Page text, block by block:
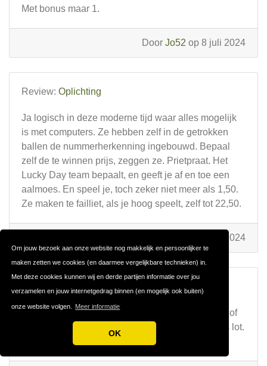
Om jouw bezoek aan onze website nog makkelijk en persoonlijker te
maken zetten we cookies (en daarmee vergelijkbare technieken) in.
Met deze cookies kunnen wij en derde partijen informatie over jou
verzamelen en jouw internetgedrag binnen (en mogelijk ook buiten)
onze website volgen. Meer informatie
OK
Met bonus maar 1.
Door Jo52 op 8 juli 2024
Review: Oplichting
Ja logisch in deze moderne tijd waar alles mogelijk
is met computers. Ze hebben zelf in de getrokken
ballen de nummerherkenning ingebouwd. Bepaal
zelf de te winnen prijs, zeggen ze. Prietpraat. Het
Lucky Day team bepaalt, en geeft je af en toe een
aalmoes. En speel je, toch zeker niet meer als 1,50.
Ze maken te failliet, als je hoog speelt, zelf tot 22,50.
op 24 juni 2024
Review: Groote oplichters
Volledig gelijk. Speel ook al 2 jaren met 5,6,7,8,9 of
10 nummers. Af en toe een aalmoes, of een gratis lot.
Niet te vertrouwen dat Lucky day team.